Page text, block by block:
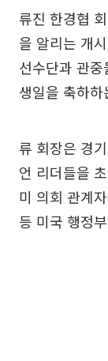
류진 한경협
을 알리는 개
선수단과 관
생일을 축하
류 회장은 경
언 리더들을
미 의회 관계
등 미국 행정